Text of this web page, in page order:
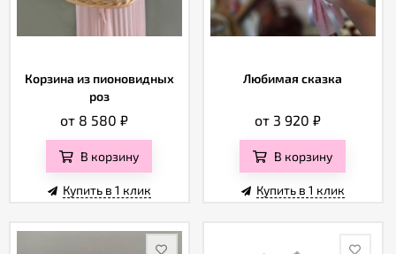
Корзина из пионовидных
роз
от 8 580 ₽
В корзину
Купить в 1 клик
Любимая сказка
от 3 920 ₽
В корзину
Купить в 1 клик